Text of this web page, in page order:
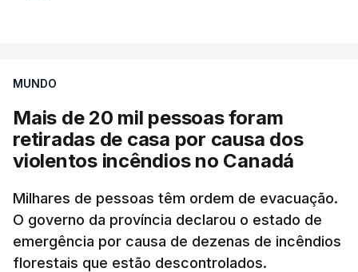
MUNDO
Mais de 20 mil pessoas foram
retiradas de casa por causa dos
violentos incêndios no Canadá
Milhares de pessoas têm ordem de evacuação.
O governo da província declarou o estado de
emergência por causa de dezenas de incêndios
florestais que estão descontrolados.